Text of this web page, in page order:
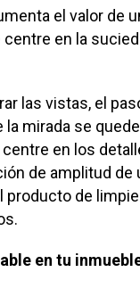
el valor de
en la
las vistas, el
mirada se
en los
de amplitud de
de
en tu